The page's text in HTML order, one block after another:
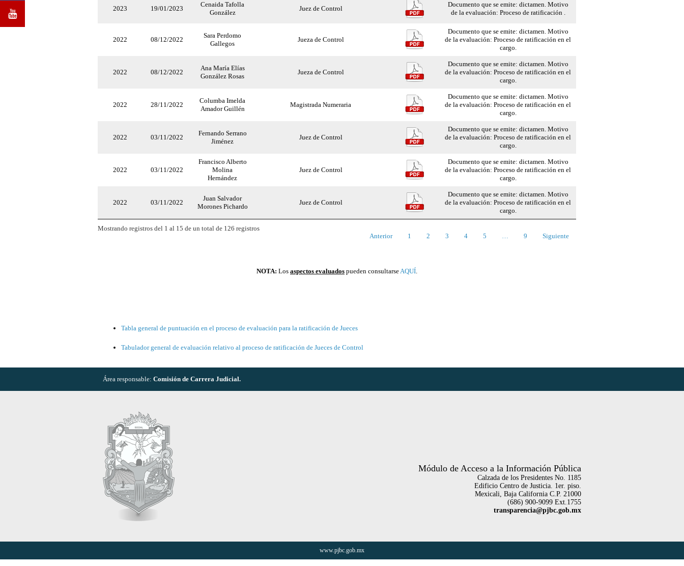
2023 19/01/2023
Cenaida Tafolla
González
Juez de Control
Documento que se emite: dictamen. Motivo
de la evaluación: Proceso de ratificación .
2022 08/12/2022
Sara Perdomo
Gallegos
Jueza de Control
Documento que se emite: dictamen. Motivo
de la evaluación: Proceso de ratificación en el
cargo.
2022 08/12/2022
Ana María Elías
González Rosas
Jueza de Control
Documento que se emite: dictamen. Motivo
de la evaluación: Proceso de ratificación en el
cargo.
2022 28/11/2022
Columba Imelda
Amador Guillén
Magistrada Numeraria
Documento que se emite: dictamen. Motivo
de la evaluación: Proceso de ratificación en el
cargo.
2022 03/11/2022
Fernando Serrano
Jiménez
Juez de Control
Documento que se emite: dictamen. Motivo
de la evaluación: Proceso de ratificación en el
cargo.
2022 03/11/2022
Francisco Alberto
Molina
Hernández
Juez de Control
Documento que se emite: dictamen. Motivo
de la evaluación: Proceso de ratificación en el
cargo.
2022 03/11/2022
Juan Salvador
Morones Pichardo
Juez de Control
Documento que se emite: dictamen. Motivo
de la evaluación: Proceso de ratificación en el
cargo.
Mostrando registros del 1 al 15 de un total de 126 registros
Anterior
1 2 3 4 5 9 Siguiente
NOTA: Los aspectos evaluados pueden consultarseAQUÍ.
Tabla general de puntuación en el proceso de evaluación para la ratificación de Jueces
Tabulador general de evaluación relativo al proceso de ratificación de Jueces de Control
Área responsable: Comisión de Carrera Judicial.
Módulo de Acceso a la Información Pública
Calzada de los Presidentes No. 1185
Edificio Centro de Justicia. 1er. piso.
Mexicali, Baja California C.P. 21000
(686) 900-9099 Ext.1755
transparencia@pjbc.gob.mx
www.pjbc.gob.mx